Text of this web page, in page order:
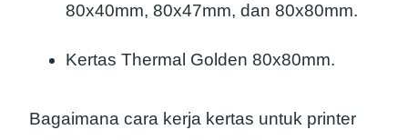
80x40mm, 80x47mm, dan 80x80mm.
Kertas Thermal Golden 80x80mm.
Bagaimana cara kerja kertas untuk printer